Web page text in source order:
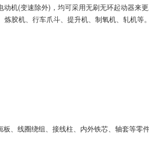
机(变速除外)，均可采用无刷无环起动器
机、行车爪斗、提升机、制氧机、轧机
、线圈绕组、接线柱、内外铁芯、轴套等